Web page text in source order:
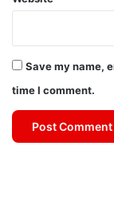
Save my name,
time I comment.